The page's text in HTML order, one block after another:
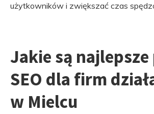
użytkowników i zwiększać czas
Jakie są
SEO dla firm
w Mielcu